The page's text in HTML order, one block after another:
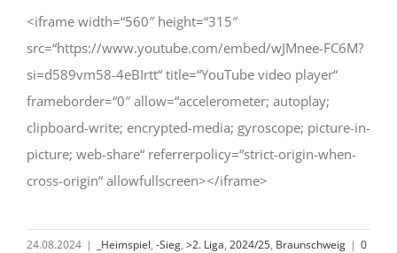
<iframe width=“560″ height=“315″
src=“https://www.youtube.com/embed/wJMnee-FC6M?
si=d589vm58-4eBIrtt“ title=“YouTube video player“
frameborder=“0″ allow=“accelerometer; autoplay;
clipboard-write; encrypted-media; gyroscope; picture-in-
picture; web-share“ referrerpolicy=“strict-origin-when-
cross-origin“ allowfullscreen></iframe>
24.08.2024 | _Heimspiel, -Sieg, >2. Liga, 2024/25, Braunschweig | 0